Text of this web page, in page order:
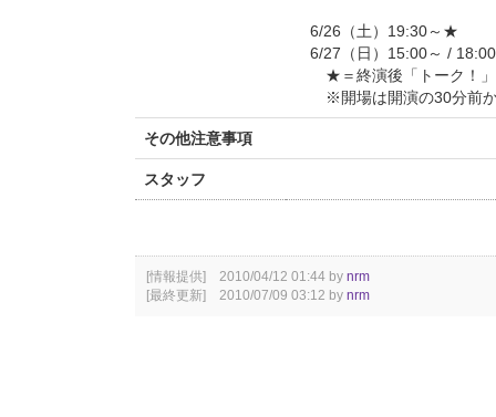
6/26（土）19:30～★
6/27（日）15:00～ /
★＝終演後「トーク！」
※開場は開演の30分前
その他注意事項
スタッフ
[情報提供] 2010/04/12 01:44 by nrm
[最終更新] 2010/07/09 03:12 by nrm